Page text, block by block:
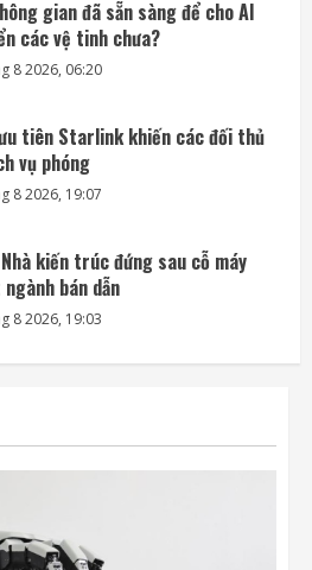
tiên Starlink khiến các đối thủ
vụ phóng
8 2026, 19:07
kiến trúc đứng sau cỗ máy
bán dẫn
8 2026, 19:03
lại lĩnh vực robot với bàn tay
khéo léo
8 2026, 06:35
trực tiếp
8 2026, 06:30
các vệ tinh chưa?